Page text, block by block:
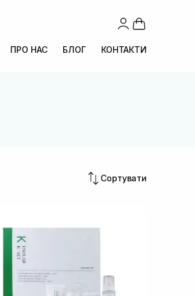
ПРО НАС БЛОГ КОНТАКТИ
Сортувати